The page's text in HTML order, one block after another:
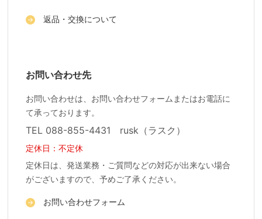
返品・交換について
お問い合わせ先
お問い合わせは、お問い合わせフォームまたはお電話に
て承っております。
TEL 088-855-4431 rusk（ラスク）
定休日：不定休
定休日は、発送業務・ご質問などの対応が出来ない場合
がございますので、予めご了承ください。
お問い合わせフォーム